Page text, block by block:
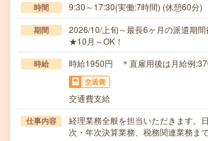
時間 9:30～17:30(実働:7時間) (休憩60分)
期間
2026/10/上旬～最長6ヶ月の派遣期
★10月～OK！
時給 時給1950円 ＊直雇用後は月給例
交通費
交通費支給
仕事内容
経理業務全般を担当いただきます。
次・年次決算業務、税務関連業務ま